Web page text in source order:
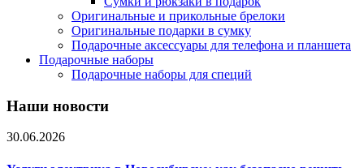
Оригинальные и прикольные брелоки
Оригинальные подарки в сумку
Подарочные аксессуары для телефона и планшета
Подарочные наборы
Подарочные наборы для специй
Наши новости
30.06.2026